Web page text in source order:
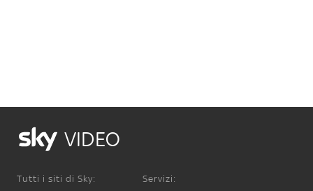
VIDEO
Tutti i siti di Sky: Servizi: